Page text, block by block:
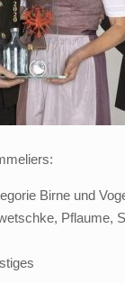
Birne und
Pflaume,